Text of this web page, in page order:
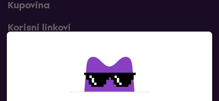
Kupovina
Korisni linkovi
Kontakti
Kontaktiraj nas